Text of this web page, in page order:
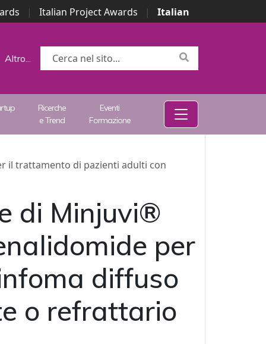
| Italian Project Awards |
Italian
Altro...
Ricerche
e Trend
Eventi
Formazione
il trattamento di pazienti adulti con
di Minjuvi®
per
diffuso
o refrattario